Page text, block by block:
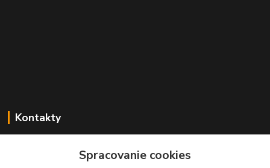
Kontakty
+421 905 536 752Spracovanie cookies